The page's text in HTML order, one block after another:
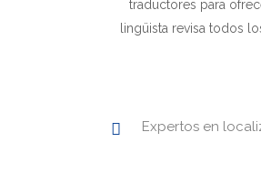
traductores para
lingüista revisa todos
Expertos en